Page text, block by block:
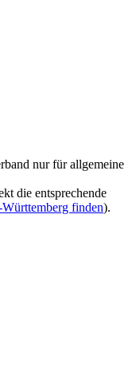
nur für allgemeine
die entsprechende
finden).